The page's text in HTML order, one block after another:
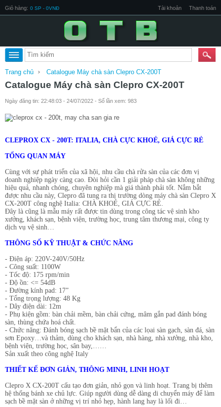
Giỏ hàng: 0 SP - 0VNĐ Tài khoản Thanh toán
Trang chủ Catalogue Máy chà sàn Clepro CX-200T
Catalogue Máy chà sàn Clepro CX-200T
Ngày đăng tin: 22:48:03 - 24/07/2022 - Số lần xem: 983
CLEPROX CX - 200T: ITALIA, CHÀ CỰC KHOẺ, GIÁ CỰC RẺ
TỔNG QUAN MÁY
Cùng với sự phát triển của xã hội, nhu cầu chà rửa sàn của các đơn vị
doanh nghiệp ngày càng cao. Đòi hỏi cần 1 giải pháp chà sàn không những
hiệu quả, nhanh chóng, chuyên nghiệp mà giá thành phải tốt. Nắm bắt
được nhu cầu này, Clepro đã tung ra thị trường dòng máy chà sàn Clepro X
CX-200T công nghệ Italia: CHÀ KHOẺ, GIÁ CỰC RẺ.
Đây là cũng là mẫu máy rất được tin dùng trong công tác vệ sinh kho
xưởng, khách sạn, bệnh viện, trường học, trung tâm thương mại, công ty
dịch vụ vệ sinh…
THÔNG SỐ KỸ THUẬT & CHỨC NĂNG
- Điện áp: 220V-240V/50Hz
- Công suất: 1100W
- Tốc độ: 175 rpm/min
- Độ ồn: <= 54dB
- Đường kính pad: 17”
- Tổng trọng lượng: 48 Kg
- Dây điện dài: 12m
- Phụ kiện gồm: bàn chải mềm, bàn chải cứng, mâm gắn pad đánh bóng
sàn, thùng chứa hoá chất.
- Chức năng: Đánh bóng sạch bề mặt bẩn của các lọai sàn gạch, sàn đá, sàn
sơn Epoxy…và thảm, dùng cho khách sạn, nhà hàng, nhà xưởng, nhà kho,
bệnh viện, trường học, sân bay,……
Sản xuất theo công nghệ Italy
THIẾT KẾ ĐƠN GIẢN, THÔNG MINH, LINH HOẠT
Clepro X CX-200T cấu tạo đơn giản, nhỏ gọn và linh hoạt. Trang bị thêm
hệ thống bánh xe chủ lực. Giúp người dùng dễ dàng di chuyển máy để làm
sạch bề mặt sàn ở những vị trí nhỏ hẹp, hành lang hay là lối đi…